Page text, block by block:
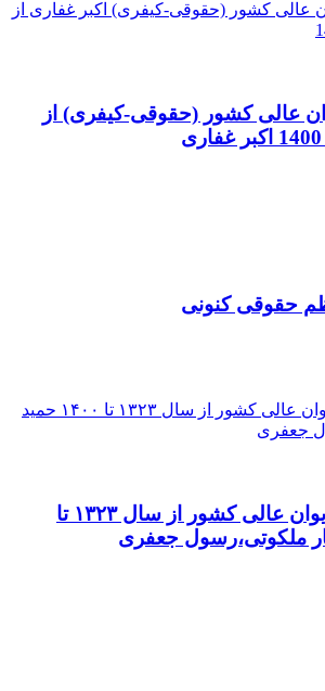
عالی کشور (حقوقی-کیفری) از
حقوقی کنونی
آرای وحدت رویه دیوان عالی کشور از سال ۱۳۲۳ تا